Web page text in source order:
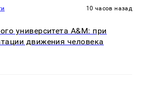
10 часов назад
университета A&M: при
движения человека